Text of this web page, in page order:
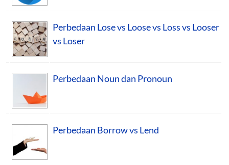
Perbedaan Lose vs Loose vs Loss vs Looser
vs Loser
Perbedaan Noun dan Pronoun
Perbedaan Borrow vs Lend